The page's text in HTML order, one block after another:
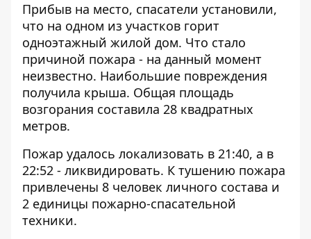
Прибыв на место, спасатели установили,
что на одном из участков горит
одноэтажный жилой дом. Что стало
причиной пожара - на данный момент
неизвестно. Наибольшие повреждения
получила крыша. Общая площадь
возгорания составила 28 квадратных
метров.
Пожар удалось локализовать в 21:40, а в
22:52 - ликвидировать. К тушению пожара
привлечены 8 человек личного состава и
2 единицы пожарно-спасательной
техники.